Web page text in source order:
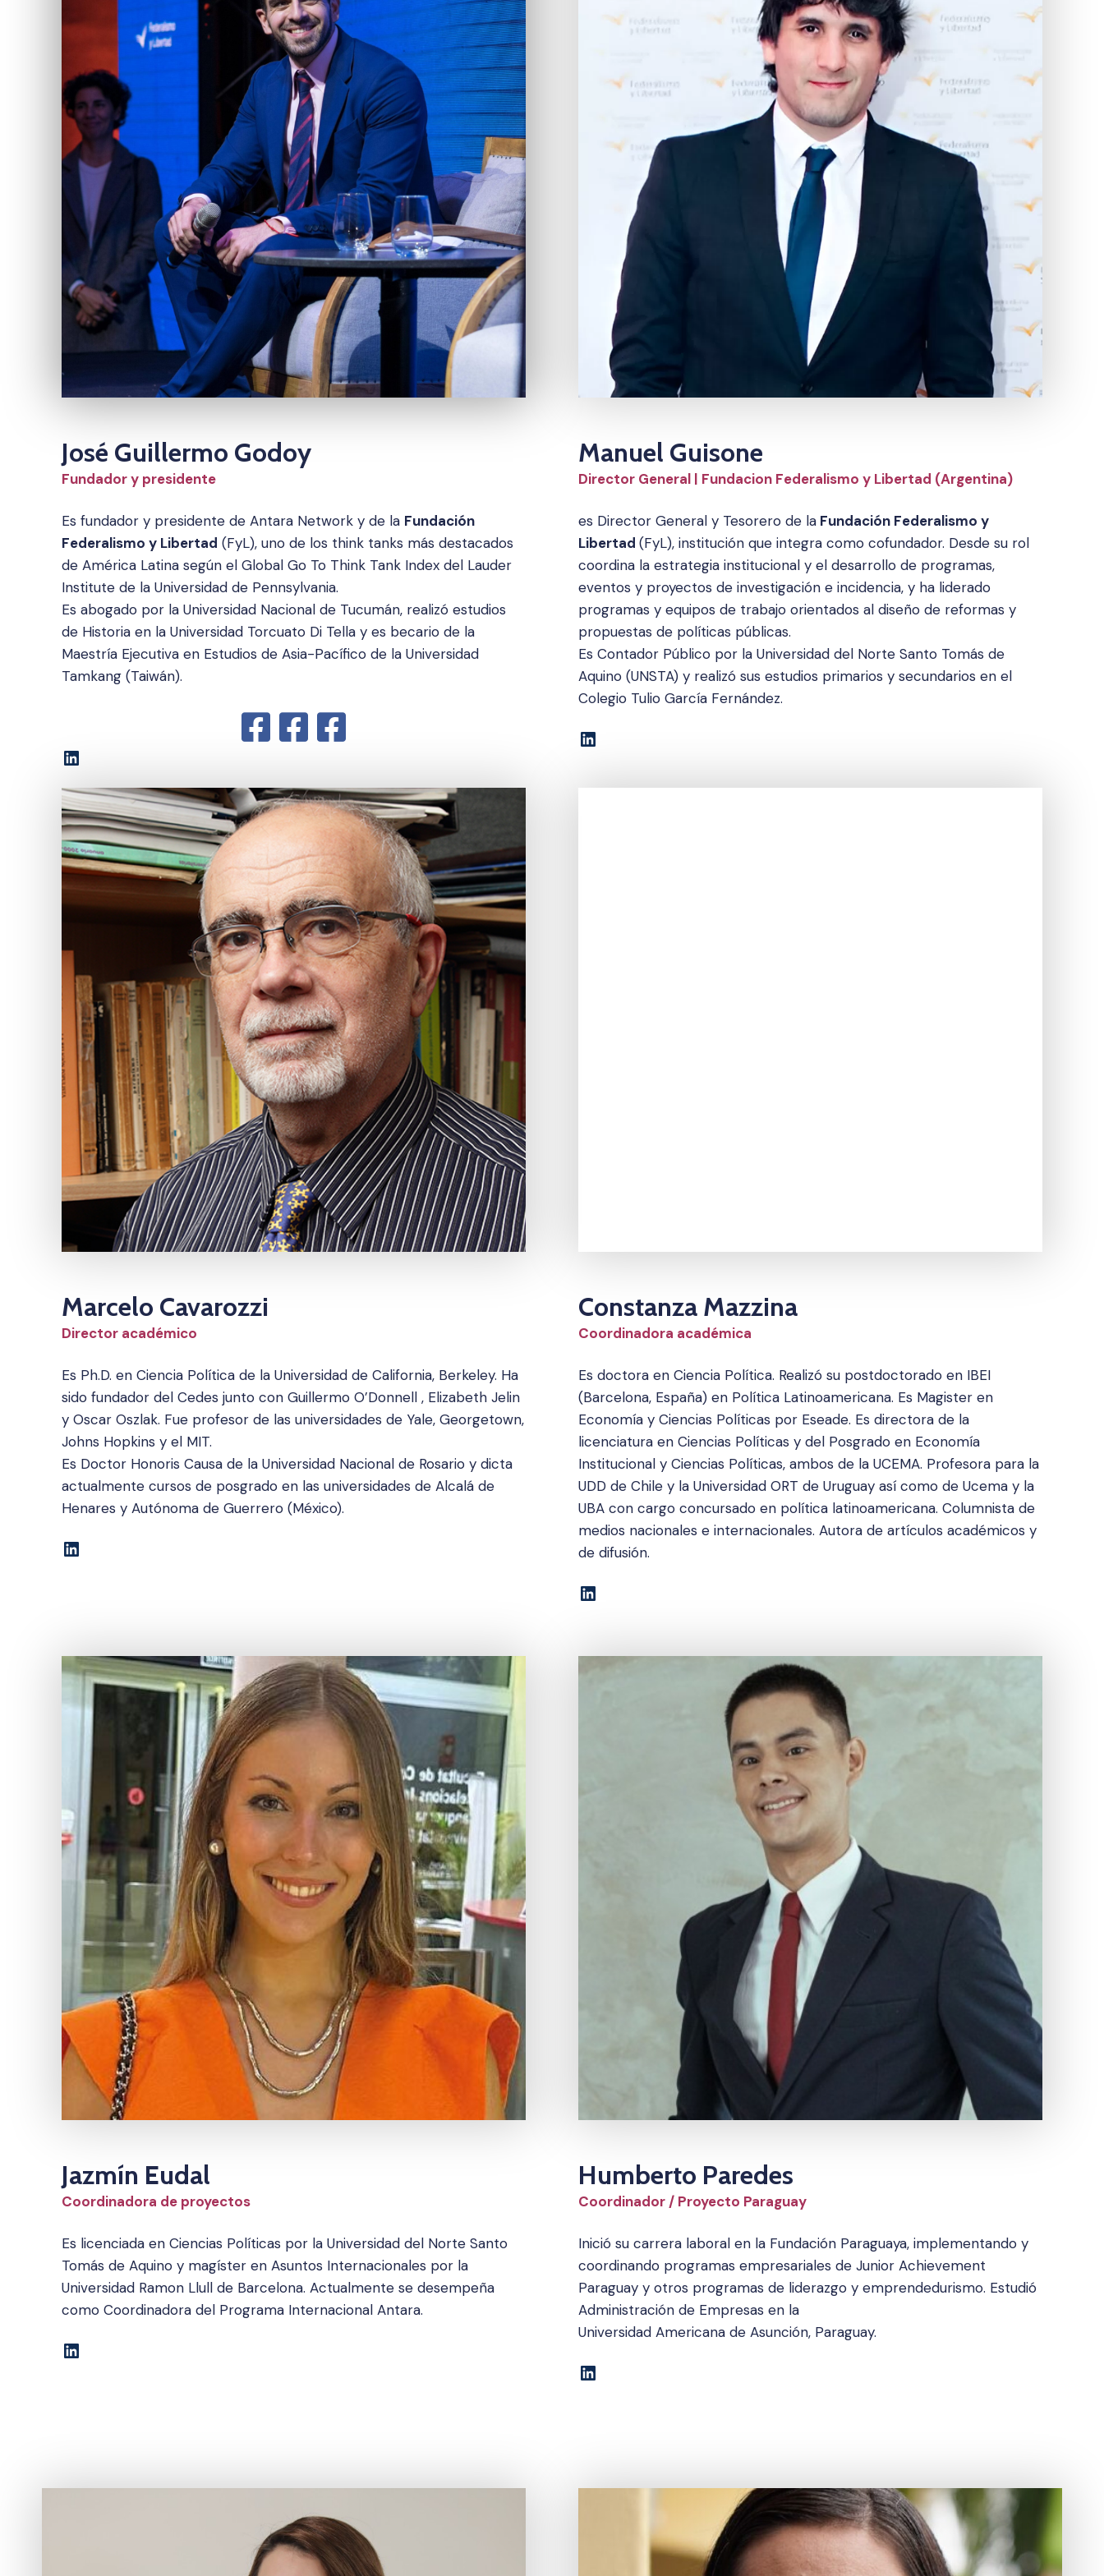
José Guillermo Godoy
Fundador y presidente
Es fundador y presidente de Antara Network y de la Fundación
Federalismo y Libertad (FyL), uno de los think tanks más destacados
de América Latina según el Global Go To Think Tank Index del Lauder
Institute de la Universidad de Pennsylvania.
Es abogado por la Universidad Nacional de Tucumán, realizó estudios
de Historia en la Universidad Torcuato Di Tella y es becario de la
Maestría Ejecutiva en Estudios de Asia-Pacífico de la Universidad
Tamkang (Taiwán).
LinkedIn
Manuel Guisone
Director General | Fundacion Federalismo y Libertad (Argentina)
es Director General y Tesorero de la Fundación Federalismo y
Libertad (FyL), institución que integra como cofundador. Desde su rol
coordina la estrategia institucional y el desarrollo de programas,
eventos y proyectos de investigación e incidencia, y ha liderado
programas y equipos de trabajo orientados al diseño de reformas y
propuestas de políticas públicas.
Es Contador Público por la Universidad del Norte Santo Tomás de
Aquino (UNSTA) y realizó sus estudios primarios y secundarios en el
Colegio Tulio García Fernández.
LinkedIn
Marcelo Cavarozzi
Director académico
Es Ph.D. en Ciencia Política de la Universidad de California, Berkeley. Ha
sido fundador del Cedes junto con Guillermo O’Donnell , Elizabeth Jelin
y Oscar Oszlak. Fue profesor de las universidades de Yale, Georgetown,
Johns Hopkins y el MIT.
Es Doctor Honoris Causa de la Universidad Nacional de Rosario y dicta
actualmente cursos de posgrado en las universidades de Alcalá de
Henares y Autónoma de Guerrero (México).
LinkedIn
Constanza Mazzina
Coordinadora académica
Es doctora en Ciencia Política. Realizó su postdoctorado en IBEI
(Barcelona, España) en Política Latinoamericana. Es Magister en
Economía y Ciencias Políticas por Eseade. Es directora de la
licenciatura en Ciencias Políticas y del Posgrado en Economía
Institucional y Ciencias Políticas, ambos de la UCEMA. Profesora para la
UDD de Chile y la Universidad ORT de Uruguay así como de Ucema y la
UBA con cargo concursado en política latinoamericana. Columnista de
medios nacionales e internacionales. Autora de artículos académicos y
de difusión.
LinkedIn
Jazmín Eudal
Coordinadora de proyectos
Es licenciada en Ciencias Políticas por la Universidad del Norte Santo
Tomás de Aquino y magíster en Asuntos Internacionales por la
Universidad Ramon Llull de Barcelona. Actualmente se desempeña
como Coordinadora del Programa Internacional Antara.
LinkedIn
Humberto Paredes
Coordinador / Proyecto Paraguay
Inició su carrera laboral en la Fundación Paraguaya, implementando y
coordinando programas empresariales de Junior Achievement
Paraguay y otros programas de liderazgo y emprendedurismo. Estudió
Administración de Empresas en la
Universidad Americana de Asunción, Paraguay.
LinkedIn